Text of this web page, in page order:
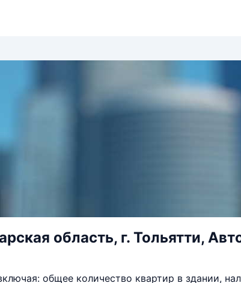
область, г. Тольятти,
общее количество квартир в здании,